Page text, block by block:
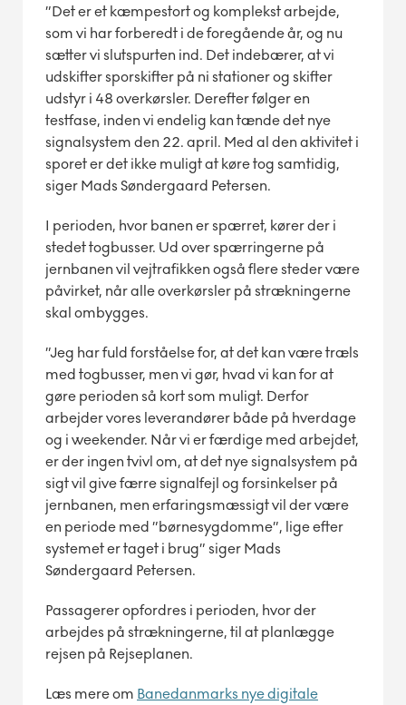
”Det er et kæmpestort og komplekst arbejde,
som vi har forberedt i de foregående år, og nu
sætter vi slutspurten ind. Det indebærer, at vi
udskifter sporskifter på ni stationer og skifter
udstyr i 48 overkørsler. Derefter følger en
testfase, inden vi endelig kan tænde det nye
signalsystem den 22. april. Med al den aktivitet i
sporet er det ikke muligt at køre tog samtidig,
siger Mads Søndergaard Petersen.
I perioden, hvor banen er spærret, kører der i
stedet togbusser. Ud over spærringerne på
jernbanen vil vejtrafikken også flere steder være
påvirket, når alle overkørsler på strækningerne
skal ombygges.
”Jeg har fuld forståelse for, at det kan være træls
med togbusser, men vi gør, hvad vi kan for at
gøre perioden så kort som muligt. Derfor
arbejder vores leverandører både på hverdage
og i weekender. Når vi er færdige med arbejdet,
er der ingen tvivl om, at det nye signalsystem på
sigt vil give færre signalfejl og forsinkelser på
jernbanen, men erfaringsmæssigt vil der være
en periode med ”børnesygdomme”, lige efter
systemet er taget i brug” siger Mads
Søndergaard Petersen.
Passagerer opfordres i perioden, hvor der
arbejdes på strækningerne, til at planlægge
rejsen på Rejseplanen.
Læs mere om Banedanmarks nye digitale